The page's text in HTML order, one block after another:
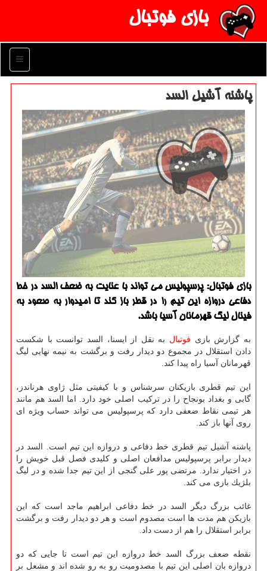
بازی فوتبال
منو
پاشنه آشیل السد
بازی فوتبال: پرسپولیس می تواند با عنایت به ضعف السد در خط
دفاعی دروازه این تیم را در قطر باز كند تا امیدوار به صعود به
فینال لیگ قهرمانان آسیا باشد.
به گزارش بازی فوتبال به نقل از ایسنا، السد توانست با شكست
دادن استقلال در مجموع دو دیدار رفت و برگشت به نیمه نهایی لیگ
قهرمانان آسیا راه پیدا كند.
این تیم قطری بازیكنان سرشناس و با كیفیتی مثل ژاوی هرناندز،
گابی و بغداد بونجاح را در تركیب اصلی خود دارد. اما السد هم مانند
هر تیمی نقاط ضعفی دارد كه پرسپولیس می تواند حساب ویژه ای
روی آنها باز كند.
پاشنه آشیل تیم قطری خط دفاعی و دروازه این تیم است. السد در
دیدار برابر پرسپولیس مدافعان اصلی و كلیدی فصل قبل خویش را
در اختیار ندارد. مرتضی پور علی گنجی از این تیم جدا شده و در لیگ
بلژیك بازی می كند.
غائب بزرگ دیگر السد در خط دفاعی ابراهیم ماجد است كه این
بازیكن هم مدت ها است مصدوم است و هر دو دیدار رفت و برگشت
برابر استقلال را هم از دست داد.
نقطه ضعف بزرگ السد خط دروازه این تیم است تا جایی كه دو
دروازه بان اصلی این تیم با مصدومیت رو به رو شده اند و مشعل بر